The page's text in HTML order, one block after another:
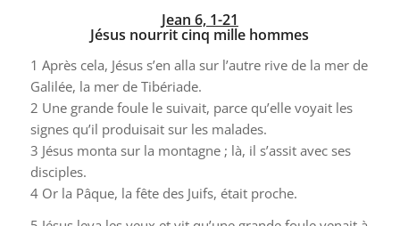
Jean 6, 1-21
Jésus nourrit cinq mille hommes
1 Après cela, Jésus s’en alla sur l’autre rive de la mer de
Galilée, la mer de Tibériade.
2 Une grande foule le suivait, parce qu’elle voyait les
signes qu’il produisait sur les malades.
3 Jésus monta sur la montagne ; là, il s’assit avec ses
disciples.
4 Or la Pâque, la fête des Juifs, était proche.